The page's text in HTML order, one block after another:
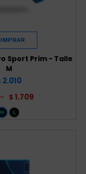
Sport Prim - Talle
M
2.010
$ 1.709